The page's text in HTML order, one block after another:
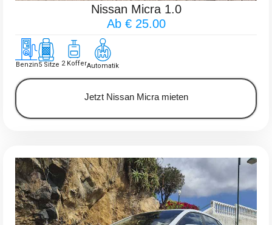
Nissan Micra 1.0
Ab € 25.00
Benzin5 Sitze 2 KofferAutomatik
Jetzt Nissan Micra mieten